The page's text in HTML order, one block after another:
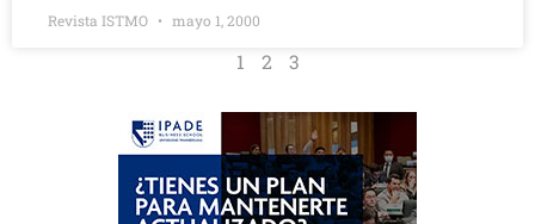
Revista ISTMO mayo 1, 2000
1 2 3